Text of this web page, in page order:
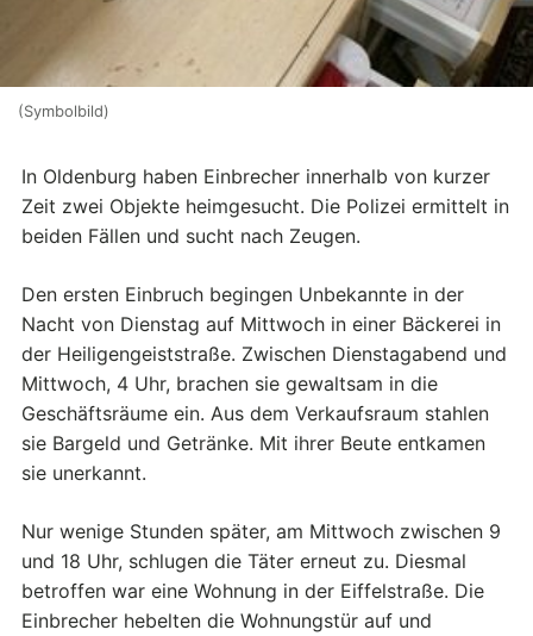
(Symbolbild)
In Oldenburg haben Einbrecher innerhalb von kurzer
Zeit zwei Objekte heimgesucht. Die Polizei ermittelt in
beiden Fällen und sucht nach Zeugen.
Den ersten Einbruch begingen Unbekannte in der
Nacht von Dienstag auf Mittwoch in einer Bäckerei in
der Heiligengeiststraße. Zwischen Dienstagabend und
Mittwoch, 4 Uhr, brachen sie gewaltsam in die
Geschäftsräume ein. Aus dem Verkaufsraum stahlen
sie Bargeld und Getränke. Mit ihrer Beute entkamen
sie unerkannt.
Nur wenige Stunden später, am Mittwoch zwischen 9
und 18 Uhr, schlugen die Täter erneut zu. Diesmal
betroffen war eine Wohnung in der Eiffelstraße. Die
Einbrecher hebelten die Wohnungstür auf und